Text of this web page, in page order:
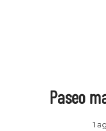
Paseo
1